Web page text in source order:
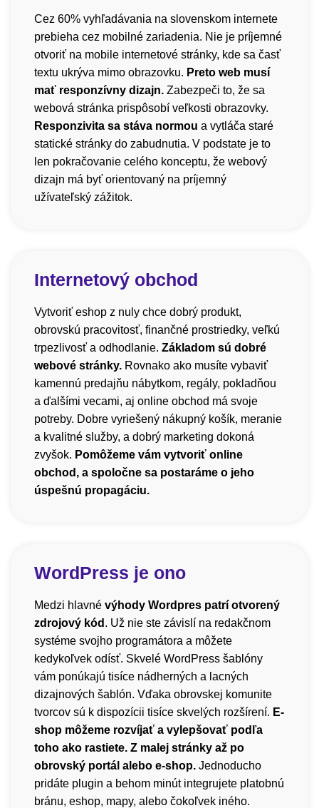
Cez 60% vyhľadávania na slovenskom internete
prebieha cez mobilné zariadenia. Nie je príjemné
otvoriť na mobile internetové stránky, kde sa časť
textu ukrýva mimo obrazovku. Preto web musí
mať responzívny dizajn. Zabezpeči to, že sa
webová stránka prispôsobí veľkosti obrazovky.
Responzivita sa stáva normou a vytláča staré
statické stránky do zabudnutia. V podstate je to
len pokračovanie celého konceptu, že webový
dizajn má byť orientovaný na príjemný
užívateľský zážitok.
Internetový obchod
Vytvoriť eshop z nuly chce dobrý produkt,
obrovskú pracovitosť, finančné prostriedky, veľkú
trpezlivosť a odhodlanie. Základom sú dobré
webové stránky. Rovnako ako musíte vybaviť
kamennú predajňu nábytkom, regály, pokladňou
a ďalšími vecami, aj online obchod má svoje
potreby. Dobre vyriešený nákupný košík, meranie
a kvalitné služby, a dobrý marketing dokoná
zvyšok. Pomôžeme vám vytvoriť online
obchod, a spoločne sa postaráme o jeho
úspešnú propagáciu.
WordPress je ono
Medzi hlavné výhody Wordpres patrí otvorený
zdrojový kód . Už nie ste závislí na redakčnom
systéme svojho programátora a môžete
kedykoľvek odísť. Skvelé WordPress šablóny
vám ponúkajú tisíce nádherných a lacných
dizajnových šablón. Vďaka obrovskej komunite
tvorcov sú k dispozícii tisíce skvelých rozšírení. E-
shop môžeme rozvíjať a vylepšovať podľa
toho ako rastiete. Z malej stránky až po
obrovský portál alebo e-shop. Jednoducho
pridáte plugin a behom minút integrujete platobnú
bránu, eshop, mapy, alebo čokoľvek iného.